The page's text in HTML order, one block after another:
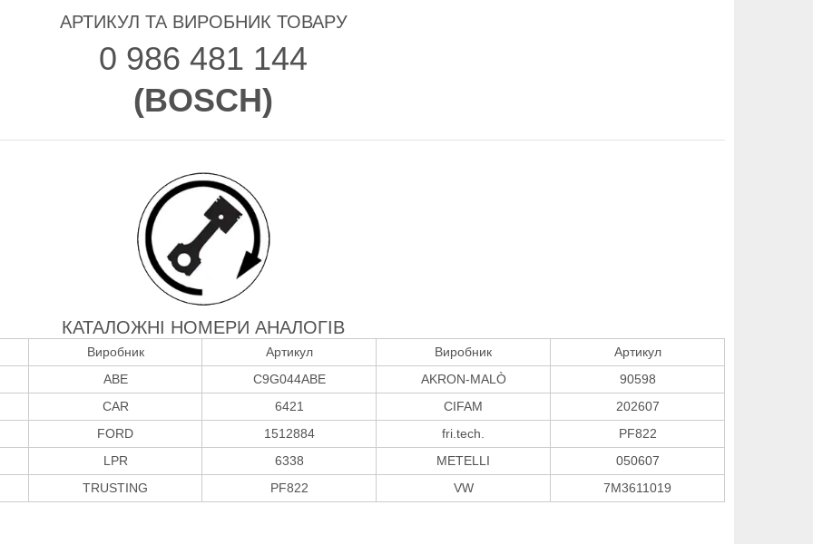
АРТИКУЛ ТА ВИРОБНИК ТОВАРУ
0 986 481 144
(BOSCH)
КАТАЛОЖНІ НОМЕРИ АНАЛОГІВ
Виробник Артикул Виробник
Артикул
ABE
C9G044ABE AKRON-MALÒ
90598
CAR
6421 CIFAM
202607
FORD
1512884 fri.tech.
PF822
LPR
6338 METELLI
050607
TRUSTING
PF822 VW 7M3611019